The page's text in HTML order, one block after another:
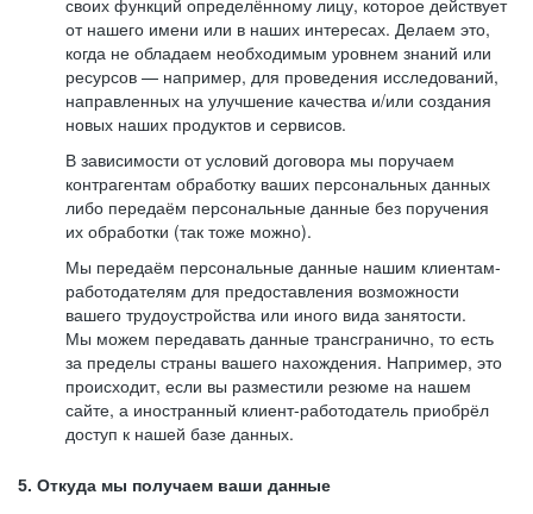
своих функций определённому лицу, которое действует
от нашего имени или в наших интересах. Делаем это,
когда не обладаем необходимым уровнем знаний или
ресурсов — например, для проведения исследований,
направленных на улучшение качества и/или создания
новых наших продуктов и сервисов.
В зависимости от условий договора мы поручаем
контрагентам обработку ваших персональных данных
либо передаём персональные данные без поручения
их обработки (так тоже можно).
Мы передаём персональные данные нашим клиентам-
работодателям для предоставления возможности
вашего трудоустройства или иного вида занятости.
Мы можем передавать данные трансгранично, то есть
за пределы страны вашего нахождения. Например, это
происходит, если вы разместили резюме на нашем
сайте, а иностранный клиент-работодатель приобрёл
доступ к нашей базе данных.
5. Откуда мы получаем ваши данные